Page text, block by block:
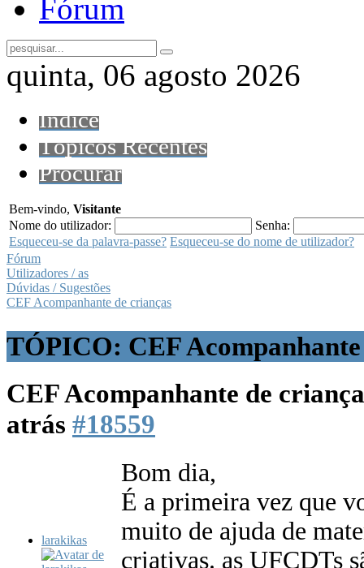
Fórum
quinta, 06 agosto 2026
Índice
Tópicos Recentes
Procurar
Bem-vindo, Visitante
Nome do utilizador:
Senha:
Esqueceu-se da palavra-passe? Esqueceu-se do nome de utilizador?
Fórum
Utilizadores / as
Dúvidas / Sugestões
CEF Acompanhante de crianças
TÓPICO: CEF
CEF Acompanhante de
atrás #18559
larakikas
Bom dia,
É a primeira vez que
muito de ajuda de
criativas. as UFCDTs